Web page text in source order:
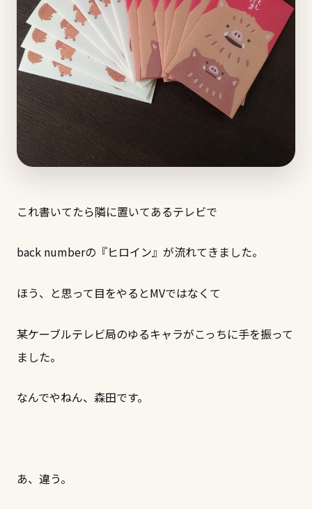
これ書いてたら隣に置いてあるテレビで
back numberの『ヒロイン』が流れてきました。
ほう、と思って目をやるとMVではなくて
某ケーブルテレビ局のゆるキャラがこっちに手を振って
ました。
なんでやねん、森田です。
あ、違う。